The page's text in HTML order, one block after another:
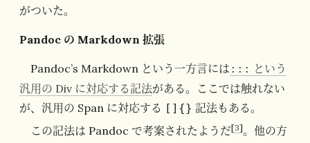
がついた。
Pandoc の Markdown 拡張
Pandoc’s Markdown という一方言には ::: という
汎用の Div に対応する記法がある。ここでは触れない
が、汎用の Span に対応する
[]{} 記法もある。
この記法は Pandoc で考案されたようだ[3]。他の方